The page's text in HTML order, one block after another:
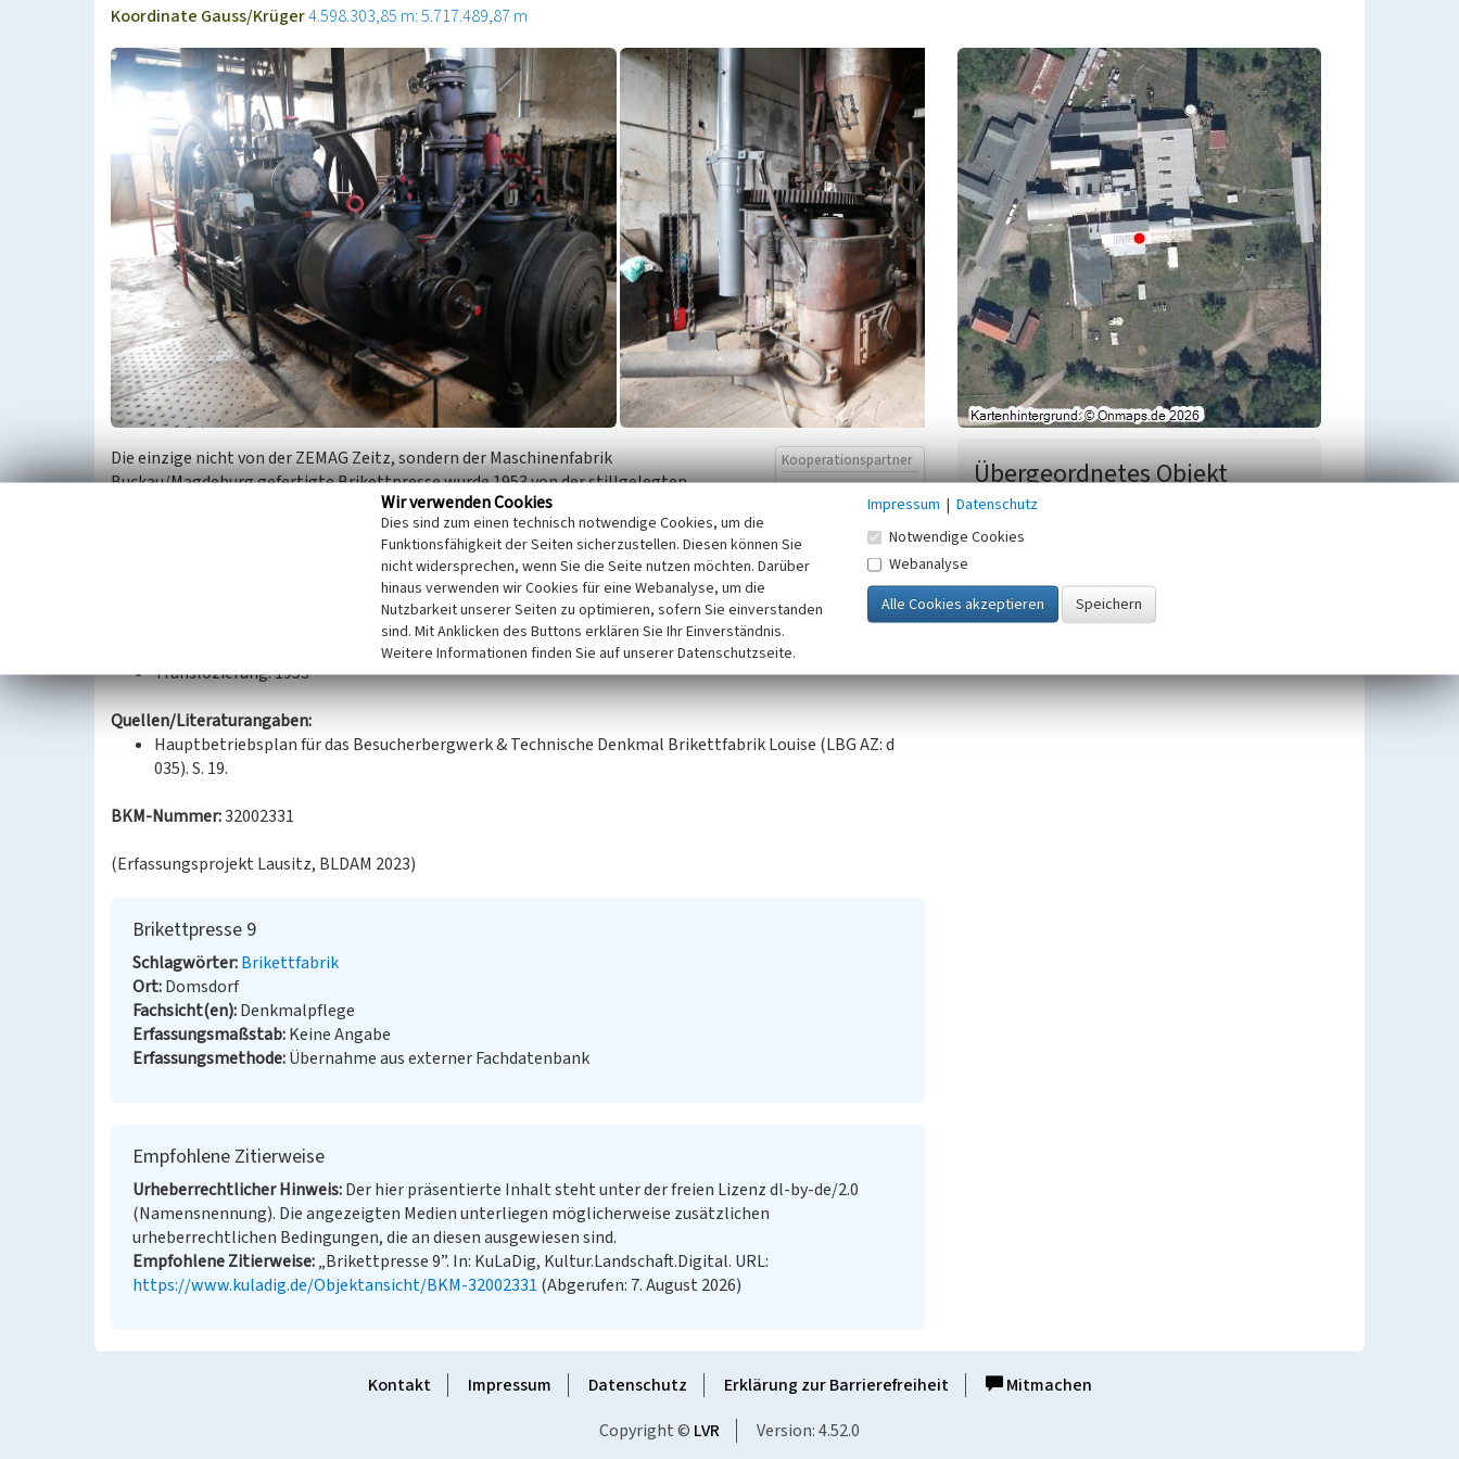
Koordinate Gauss/Krüger4.598.303,85 m: 5.717.489,87 m
Kooperationspartner
Die einzige nicht von der ZEMAG Zeitz, sondern der Maschinenfabrik
Buckau/Magdeburg gefertigte Brikettpresse wurde 1953 von der stillgelegten
Brikettfabrik Hansa in Tröbitz nach Domsdorf umgesetzt. Bauartbedingt arbeitete sie
im Gegensatz zu den anderen Pressen im Pressenhaus 2 mit 10 bar Druck und erreichte
damit eine Pressenleistung von 2,6 t/h.
Die Presse wird an Dampftagen im Dampfbetrieb vorgeführt.
Translozierung: 1953
Quellen/Literaturangaben:
Hauptbetriebsplan für das Besucherbergwerk & Technische Denkmal Brikettfabrik Louise (LBG AZ: d
035). S. 19.
BKM-Nummer:32002331
(Erfassungsprojekt Lausitz, BLDAM 2023)
Brikettpresse 9
Schlagwörter Brikettfabrik
Ort Domsdorf
Fachsicht(en) Denkmalpflege
Erfassungsmaßstab Keine Angabe
Erfassungsmethode Übernahme aus externer Fachdatenbank
Empfohlene Zitierweise
Urheberrechtlicher Hinweis Der hier präsentierte Inhalt steht unter der freien Lizenz dl-by-de/2.0
(Namensnennung). Die angezeigten Medien unterliegen möglicherweise zusätzlichen
urheberrechtlichen Bedingungen, die an diesen ausgewiesen sind.
Empfohlene Zitierweise „Brikettpresse 9”. In: KuLaDig, Kultur.Landschaft.Digital. URL:
https://www.kuladig.de/Objektansicht/BKM-32002331 (Abgerufen: 7. August 2026)
Übergeordnetes Objekt
Pressenhaus II der
Brikettfabrik Louise
Kontakt Impressum Datenschutz Erklärung zur Barrierefreiheit
Mitmachen
Copyright © LVR Version: 4.52.0
Wir verwenden Cookies
Dies sind zum einen technisch notwendige Cookies, um die
Funktionsfähigkeit der Seiten sicherzustellen. Diesen können Sie
nicht widersprechen, wenn Sie die Seite nutzen möchten. Darüber
hinaus verwenden wir Cookies für eine Webanalyse, um die
Nutzbarkeit unserer Seiten zu optimieren, sofern Sie einverstanden
sind. Mit Anklicken des Buttons erklären Sie Ihr Einverständnis.
Weitere Informationen finden Sie auf unserer Datenschutzseite.
Impressum | Datenschutz
Notwendige Cookies
Webanalyse